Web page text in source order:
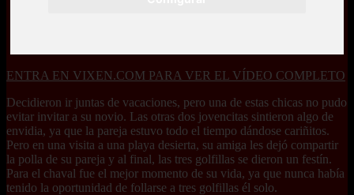
ENTRA EN VIXEN.COM PARA VER EL VÍDEO COMPLETO
Decidieron ir juntas de vacaciones, pero una de estas chicas no pudo
evitar invitar a su novio. Las otras dos jovencitas sintieron algo de
envidia, ya que la pareja estuvo todo el tiempo dándose cariñitos.
Pero en una visita a una playa desierta, su amiga les dejó compartir
la polla de su pareja y al final, las tres golfillas se dieron un festín.
Para el chaval fue el mejor momento de su vida, ya que nunca había
tenido la oportunidad de follarse a tres golfillas él solo.